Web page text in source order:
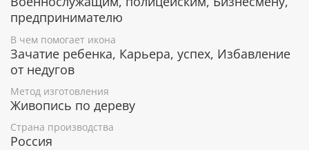
Гарантия подлинности
К каждому живописному образу прикладывается
номерное свидетельство, в котором подробно
расписана вся информация об иконе:
Имя художника,
Материалы, из которых она изготовлена,
Гарантия соответствия канонам Православной
предпринимателю
В чем помогает икона
Зачатие ребенка, Карьера, успех, Избавление
от недугов
Метод изготовления
Живопись по дереву
Страна производства
Россия